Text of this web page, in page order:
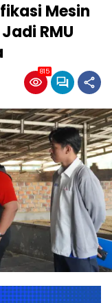
Mesin
RMU
815